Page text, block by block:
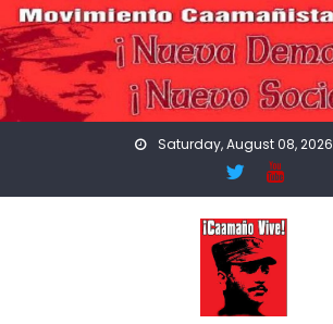
Skip
to
content
Saturday, August 08, 2026